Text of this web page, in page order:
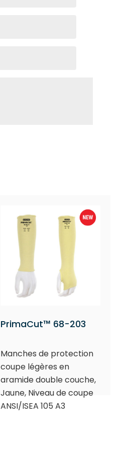
PrimaCut™ 68-203
Manches de protection
coupe légères en
aramide double couche,
Jaune, Niveau de coupe
ANSI/ISEA 105 A3